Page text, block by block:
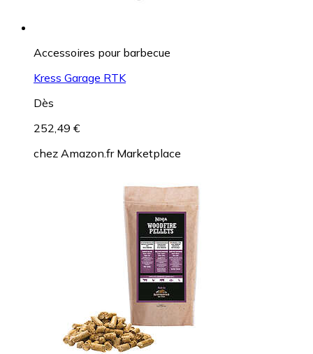
Accessoires pour barbecue
Kress Garage RTK
Dès
252,49 €
chez Amazon.fr Marketplace